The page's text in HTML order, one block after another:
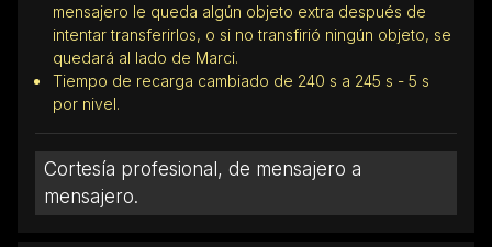
mensajero le queda algún objeto extra después de
intentar transferirlos, o si no transfirió ningún objeto, se
quedará al lado de Marci.
Tiempo de recarga cambiado de 240 s a 245 s - 5 s
por nivel.
Cortesía profesional, de mensajero a
mensajero.